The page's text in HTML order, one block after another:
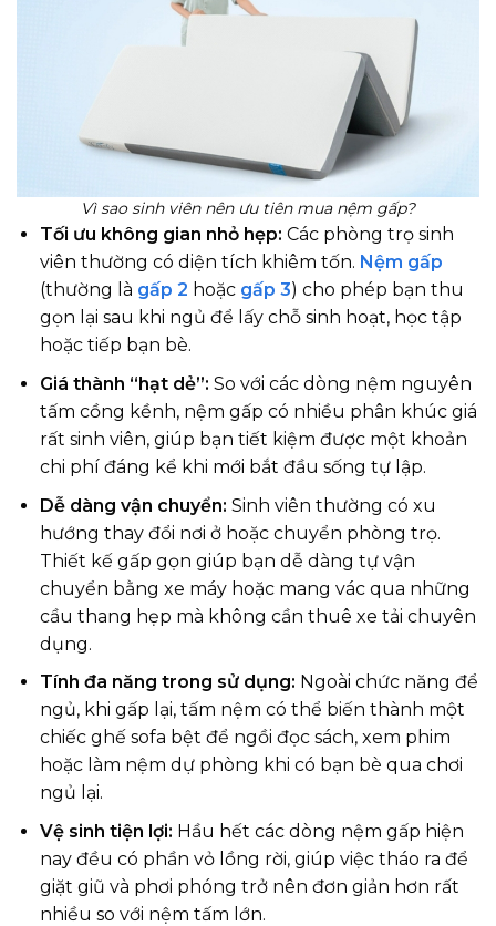
Vì sao sinh viên nên ưu tiên mua nệm gấp?
Tối ưu không gian nhỏ hẹp: Các phòng trọ sinh
viên thường có diện tích khiêm tốn. Nệm gấp
(thường là gấp 2 hoặc gấp 3) cho phép bạn thu
gọn lại sau khi ngủ để lấy chỗ sinh hoạt, học tập
hoặc tiếp bạn bè.
Giá thành “hạt dẻ”: So với các dòng nệm nguyên
tấm cồng kềnh, nệm gấp có nhiều phân khúc giá
rất sinh viên, giúp bạn tiết kiệm được một khoản
chi phí đáng kể khi mới bắt đầu sống tự lập.
Dễ dàng vận chuyển: Sinh viên thường có xu
hướng thay đổi nơi ở hoặc chuyển phòng trọ.
Thiết kế gấp gọn giúp bạn dễ dàng tự vận
chuyển bằng xe máy hoặc mang vác qua những
cầu thang hẹp mà không cần thuê xe tải chuyên
dụng.
Tính đa năng trong sử dụng: Ngoài chức năng để
ngủ, khi gấp lại, tấm nệm có thể biến thành một
chiếc ghế sofa bệt để ngồi đọc sách, xem phim
hoặc làm nệm dự phòng khi có bạn bè qua chơi
ngủ lại.
Vệ sinh tiện lợi: Hầu hết các dòng nệm gấp hiện
nay đều có phần vỏ lồng rời, giúp việc tháo ra để
giặt giũ và phơi phóng trở nên đơn giản hơn rất
nhiều so với nệm tấm lớn.